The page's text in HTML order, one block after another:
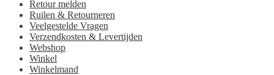
Retour melden
Ruilen & Retourneren
Veelgestelde Vragen
Verzendkosten & Levertijden
Webshop
Winkel
Winkelmand